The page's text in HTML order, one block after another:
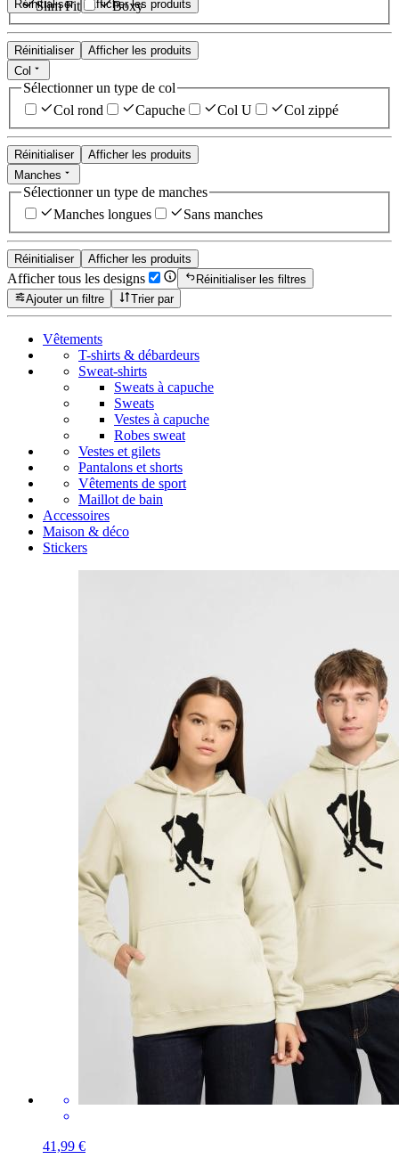
Réinitialiser Afficher les produits
Slim Fit Boxy
Réinitialiser
Afficher les produits
Col
Sélectionner un type de col
Col rond
Capuche Col U Col zippé
Réinitialiser
Afficher les produits
Manches
Sélectionner un type de manches
Manches longues
Sans manches
Réinitialiser Afficher les produits
Afficher tous les designs
Réinitialiser les filtres
Ajouter un filtre
Trier par
Vêtements
T-shirts & débardeurs
Sweat-shirts
Sweats à capuche
Sweats
Vestes à capuche
Robes sweat
Vestes et gilets
Pantalons et shorts
Vêtements de sport
Maillot de bain
Accessoires
Maison & déco
Stickers
41,99 €